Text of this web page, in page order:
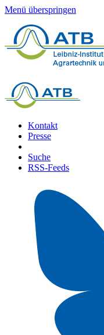
Menü überspringen
Kontakt
Presse
Suche
RSS-Feeds